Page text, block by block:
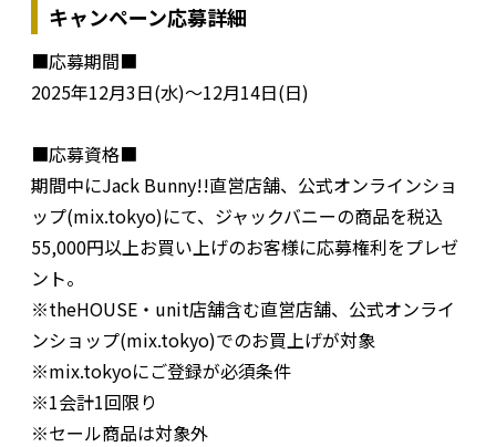
キャンペーン応募詳細
■応募期間■
2025年12月3日(水)～12月14日(日)
■応募資格■
期間中にJack Bunny!!直営店舗、公式オンラインショ
ップ(mix.tokyo)にて、ジャックバニーの商品を税込
55,000円以上お買い上げのお客様に応募権利をプレゼ
ント。
※theHOUSE・unit店舗含む直営店舗、公式オンライ
ンショップ(mix.tokyo)でのお買上げが対象
※mix.tokyoにご登録が必須条件
※1会計1回限り
※セール商品は対象外